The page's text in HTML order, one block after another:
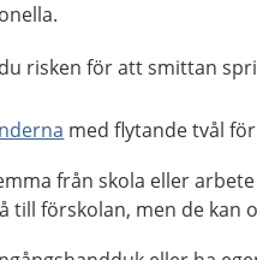
risken för att smittan
med flytande tvål
från skola eller
till förskolan, men de kan